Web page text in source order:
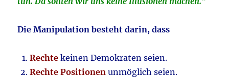
Die Manipulation besteht darin, dass
Rechte keinen Demokraten seien.
Rechte Positionen unmöglich seien.